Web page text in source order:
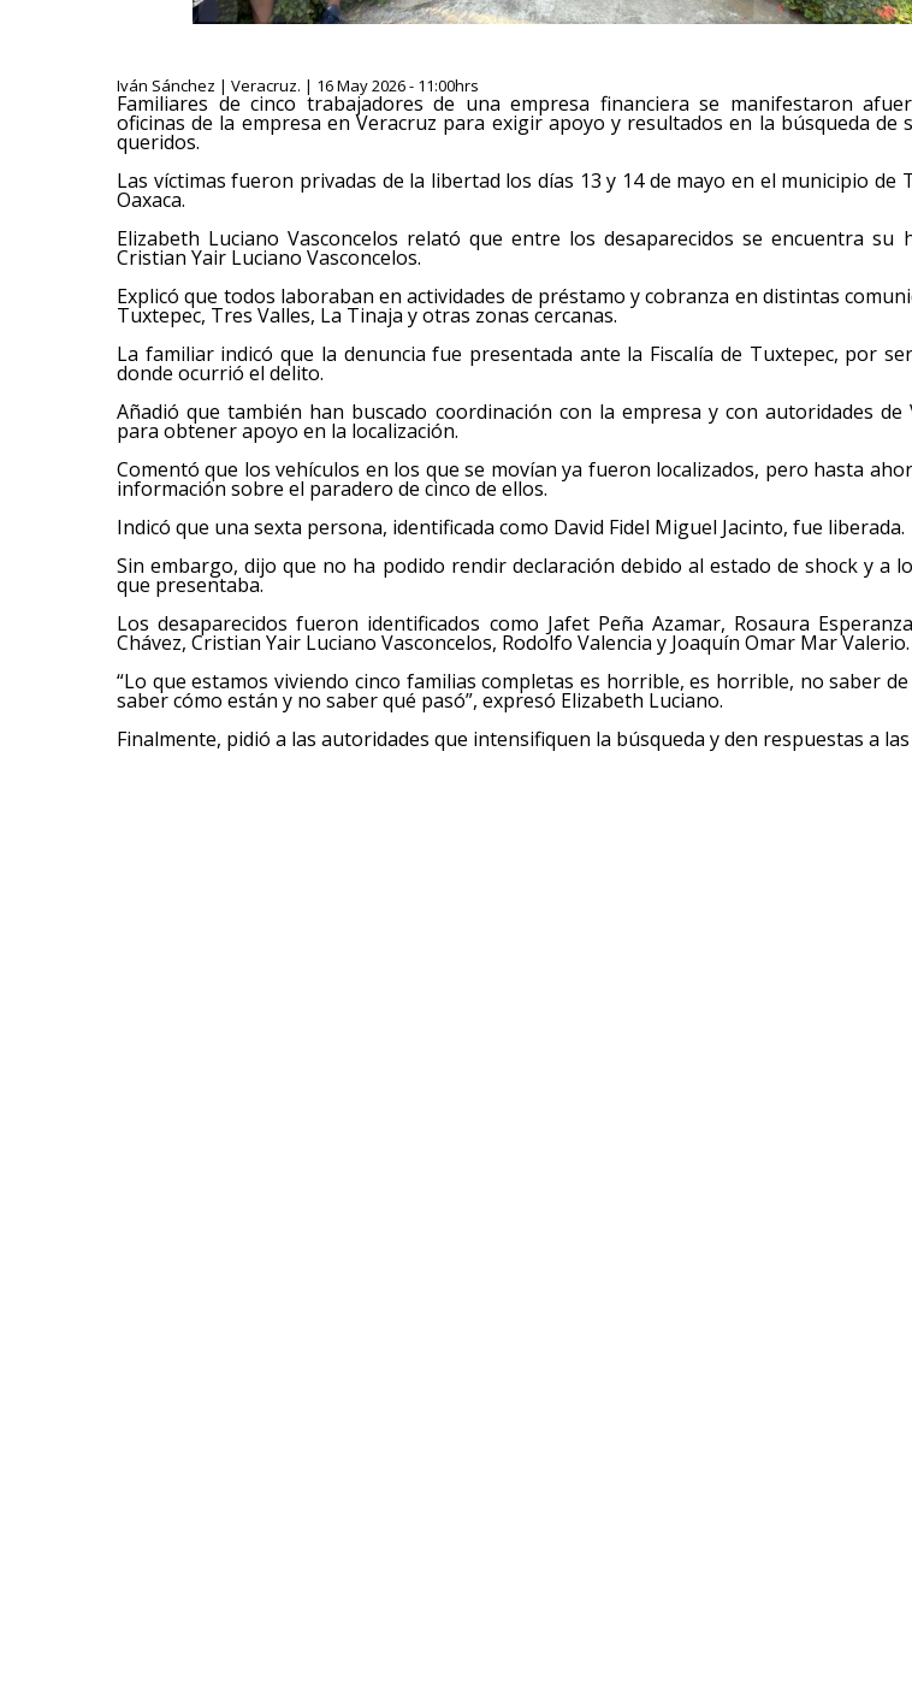
Iván Sánchez | Veracruz. | 16 May 2026 - 11:00hrs
Familiares de cinco trabajadores de una empresa financiera se manifestaron
oficinas de la empresa en Veracruz para exigir apoyo y resultados en la búsqueda de
queridos.
Las víctimas fueron privadas de la libertad los días 13 y 14 de mayo en el municipio de
Oaxaca.
Elizabeth Luciano Vasconcelos relató que entre los desaparecidos se encuentra su
Cristian Yair Luciano Vasconcelos.
Explicó que todos laboraban en actividades de préstamo y cobranza en distintas
Tuxtepec, Tres Valles, La Tinaja y otras zonas cercanas.
La familiar indicó que la denuncia fue presentada ante la Fiscalía de Tuxtepec, por
donde ocurrió el delito.
Añadió que también han buscado coordinación con la empresa y con autoridades de
para obtener apoyo en la localización.
Comentó que los vehículos en los que se movían ya fueron localizados, pero hasta
información sobre el paradero de cinco de ellos.
Indicó que una sexta persona, identificada como David Fidel Miguel Jacinto, fue liberada.
Sin embargo, dijo que no ha podido rendir declaración debido al estado de shock y a
que presentaba.
Los desaparecidos fueron identificados como Jafet Peña Azamar, Rosaura
Chávez, Cristian Yair Luciano Vasconcelos, Rodolfo Valencia y Joaquín Omar Mar Valerio.
“Lo que estamos viviendo cinco familias completas es horrible, es horrible, no saber
saber cómo están y no saber qué pasó”, expresó Elizabeth Luciano.
Finalmente, pidió a las autoridades que intensifiquen la búsqueda y den respuestas a